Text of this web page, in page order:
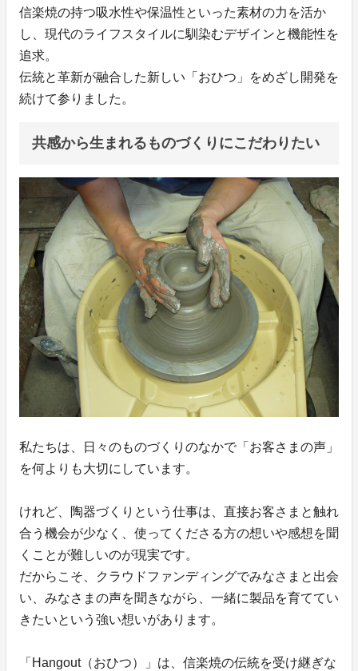
信楽焼の持つ吸水性や保温性といった素材の力を活か
し、現代のライフスタイルに馴染むデザインと機能性を
追求。
伝統と革新が融合した新しい「おひつ」をめざし開発を
続けて参りました。
共感から生まれるものづくりにこだわりたい
私たちは、日々のものづくりのなかで「お客さまの声」
を何よりも大切にしています。
けれど、陶器づくりという仕事は、直接お客さまと触れ
合う機会が少なく、使ってくださる方の想いや感想を聞
くことが難しいのが現実です。
だからこそ、クラウドファンディングでみなさまと出会
い、みなさまの声を聞きながら、一緒に製品を育ててい
きたいという強い想いがあります。
「Hangout（おひつ）」は、信楽焼の伝統を受け継ぎな